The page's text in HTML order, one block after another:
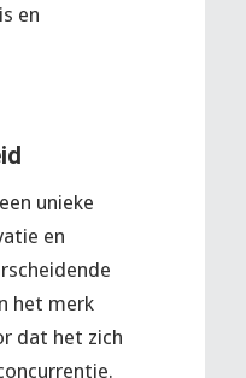
en
unieke
en
het merk
dat het zich